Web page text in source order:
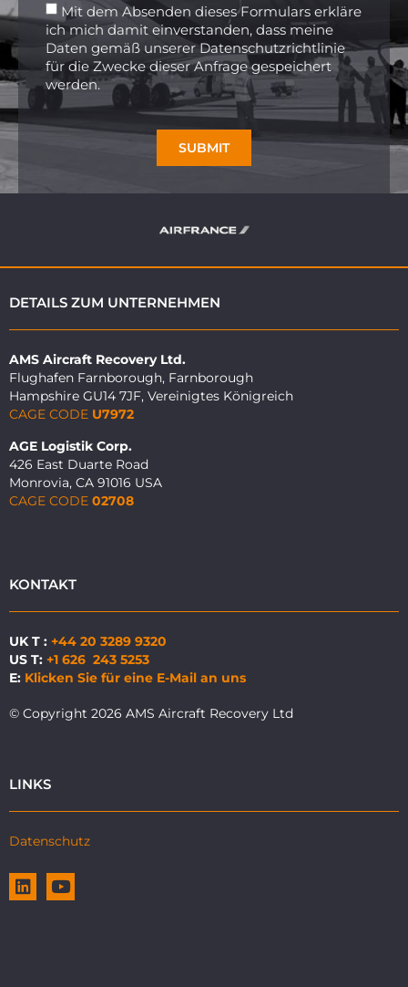
Mit dem Absenden dieses Formulars erkläre
ich mich damit einverstanden, dass meine
Daten gemäß unserer Datenschutzrichtlinie
für die Zwecke dieser Anfrage gespeichert
werden.
SUBMIT
DETAILS ZUM UNTERNEHMEN
AMS Aircraft Recovery Ltd.
Flughafen Farnborough, Farnborough
Hampshire GU14 7JF, Vereinigtes Königreich
CAGE CODE U7972
AGE Logistik Corp.
426 East Duarte Road
Monrovia, CA 91016 USA
CAGE CODE 02708
KONTAKT
UK T : +44 20 3289 9320
US T: +1 626 243 5253
E: Klicken Sie für eine E-Mail an uns
© Copyright 2026 AMS Aircraft Recovery Ltd
LINKS
Datenschutz